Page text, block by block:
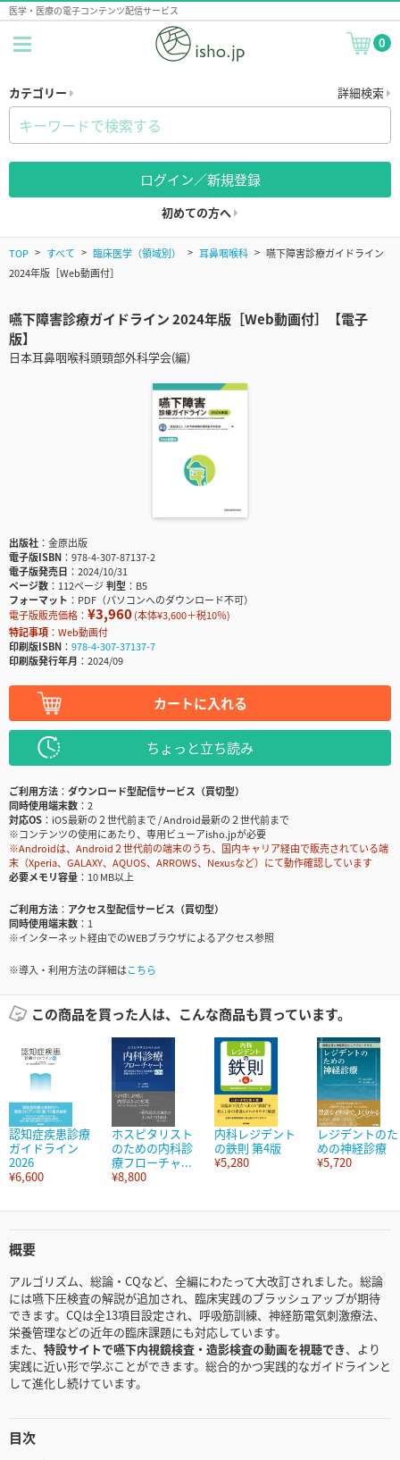
医学・医療の電子コンテンツ配信サービス
0
カテゴリー 詳細検索
ログイン／新規登録
初めての方へ
TOP すべて 臨床医学（領域別） 耳鼻咽喉科
嚥下障害診療ガイドライン
2024年版［Web動画付］
嚥下障害診療ガイドライン 2024年版［Web動画付］【電子
版】
日本耳鼻咽喉科頭頸部外科学会(編)
出版社
金原出版
電子版ISBN
978-4-307-87137-2
電子版発売日
2024/10/31
ページ数
112ページ判型
B5
フォーマット
PDF（パソコンへのダウンロード不可）
電子版販売価格： ¥3,960(本体¥3,600＋税10％)
特記事項
Web動画付
印刷版ISBN
978-4-307-37137-7
印刷版発行年月
2024/09
カートに入れる
ちょっと立ち読み
ご利用方法
ダウンロード型配信サービス（買切型）
同時使用端末数
2
対応OS
iOS最新の２世代前まで / Android最新の２世代前まで
※コンテンツの使用にあたり、専用ビューアisho.jpが必要
※Androidは、Android２世代前の端末のうち、国内キャリア経由で販売されている端
末（Xperia、GALAXY、AQUOS、ARROWS、Nexusなど）にて動作確認しています
必要メモリ容量
10 MB以上
ご利用方法
アクセス型配信サービス（買切型）
同時使用端末数
1
※インターネット経由でのWEBブラウザによるアクセス参照
※導入・利用方法の詳細はこちら
この商品を買った人は、こんな商品も買っています。
認知症疾患診療
ガイドライン
2026
¥6,600
ホスピタリスト
のための内科診
療フローチャ...
¥8,800
内科レジデント
の鉄則 第4版
¥5,280
レジデントのた
めの神経診療
¥5,720
概要
アルゴリズム、総論・CQなど、全編にわたって大改訂されました。総論
には嚥下圧検査の解説が追加され、臨床実践のブラッシュアップが期待
できます。CQは全13項目設定され、呼吸筋訓練、神経筋電気刺激療法、
栄養管理などの近年の臨床課題にも対応しています。
また、 特設サイトで嚥下内視鏡検査・造影検査の動画を視聴でき、より
実践に近い形で学ぶことができます。総合的かつ実践的なガイドラインと
して進化し続けています。
目次